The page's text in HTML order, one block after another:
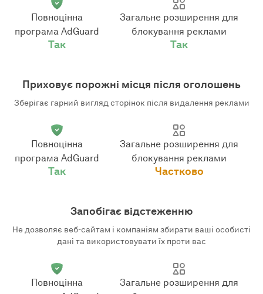
Повноцінна
програма AdGuard
Так
Загальне розширення для
блокування реклами
Так
Приховує порожні місця після оголошень
Зберігає гарний вигляд сторінок після видалення реклами
Повноцінна
програма AdGuard
Так
Загальне розширення для
блокування реклами
Частково
Запобігає відстеженню
Не дозволяє веб-сайтам і компаніям збирати ваші особисті
дані та використовувати їх проти вас
Повноцінна
Загальне розширення для